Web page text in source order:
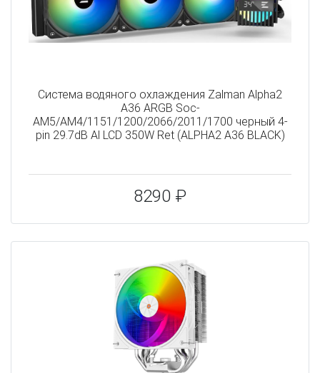
Система водяного охлаждения Zalman Alpha2
A36 ARGB Soc-
AM5/AM4/1151/1200/2066/2011/1700 черный 4-
pin 29.7dB Al LCD 350W Ret (ALPHA2 A36 BLACK)
8290 ₽